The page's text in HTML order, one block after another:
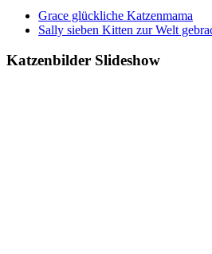
Grace glückliche Katzenmama
Sally sieben Kitten zur Welt
Katzenbilder Slideshow